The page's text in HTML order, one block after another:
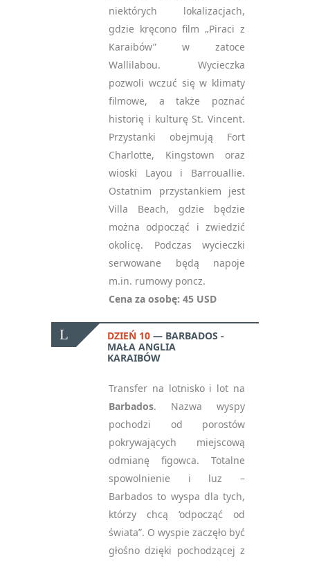
niektórych lokalizacjach,
gdzie kręcono film „Piraci z
Karaibów” w zatoce
Wallilabou. Wycieczka
pozwoli wczuć się w klimaty
filmowe, a także poznać
historię i kulturę St. Vincent.
Przystanki obejmują Fort
Charlotte, Kingstown oraz
wioski Layou i Barrouallie.
Ostatnim przystankiem jest
Villa Beach, gdzie będzie
można odpocząć i zwiedzić
okolicę. Podczas wycieczki
serwowane będą napoje
m.in. rumowy poncz.
Cena za osobę: 45 USD
DZIEŃ 10
BARBADOS -
MAŁA ANGLIA
KARAIBÓW
Transfer na lotnisko i lot na
Barbados. Nazwa wyspy
pochodzi od porostów
pokrywających miejscową
odmianę figowca. Totalne
spowolnienie i luz –
Barbados to wyspa dla tych,
którzy chcą ‘odpocząć od
świata”. O wyspie zaczęło być
głośno dzięki pochodzącej z